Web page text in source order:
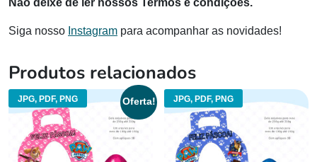
Não deixe de ler nossos Termos e condições.
Siga nosso Instagram para acompanhar as novidades!
Produtos relacionados
JPG, PDF, PNG Oferta! JPG, PDF, PNG